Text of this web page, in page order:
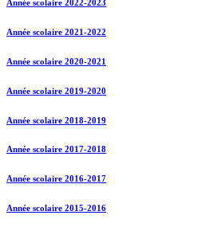
Année scolaire 2022-2023
Année scolaire 2021-2022
Année scolaire 2020-2021
Année scolaire 2019-2020
Année scolaire 2018-2019
Année scolaire 2017-2018
Année scolaire 2016-2017
Année scolaire 2015-2016